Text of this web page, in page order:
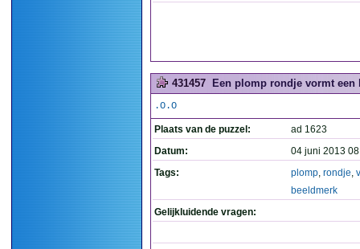
431457 Een plomp rondje vormt een
.O.O
Plaats van de puzzel:
ad 1623
Datum:
04 juni 2013
Tags:
plomp, rondje,
beeldmerk
Gelijkluidende vragen: